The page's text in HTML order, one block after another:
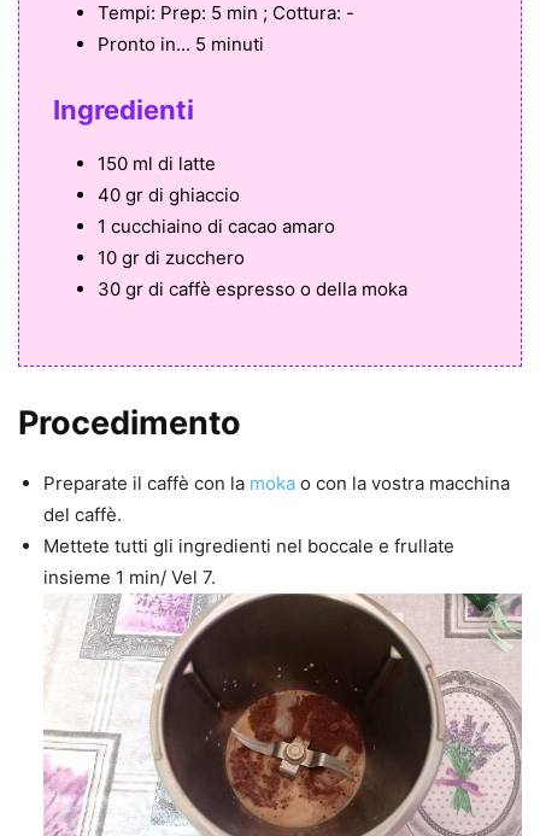
Tempi: Prep: 5 min ; Cottura: -
Pronto in... 5 minuti
Ingredienti
150 ml di latte
40 gr di ghiaccio
1 cucchiaino di cacao amaro
10 gr di zucchero
30 gr di caffè espresso o della moka
Procedimento
Preparate il caffè con la moka o con la vostra macchina
del caffè.
Mettete tutti gli ingredienti nel boccale e frullate
insieme 1 min/ Vel 7.